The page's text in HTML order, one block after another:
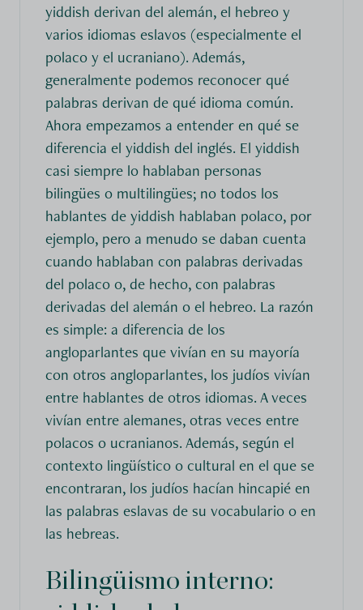
yiddish derivan del alemán, el hebreo y
varios idiomas eslavos (especialmente el
polaco y el ucraniano). Además,
generalmente podemos reconocer qué
palabras derivan de qué idioma común.
Ahora empezamos a entender en qué se
diferencia el yiddish del inglés. El yiddish
casi siempre lo hablaban personas
bilingües o multilingües; no todos los
hablantes de yiddish hablaban polaco, por
ejemplo, pero a menudo se daban cuenta
cuando hablaban con palabras derivadas
del polaco o, de hecho, con palabras
derivadas del alemán o el hebreo. La razón
es simple: a diferencia de los
angloparlantes que vivían en su mayoría
con otros angloparlantes, los judíos vivían
entre hablantes de otros idiomas. A veces
vivían entre alemanes, otras veces entre
polacos o ucranianos. Además, según el
contexto lingüístico o cultural en el que se
encontraran, los judíos hacían hincapié en
las palabras eslavas de su vocabulario o en
las hebreas.
Bilingüismo interno: